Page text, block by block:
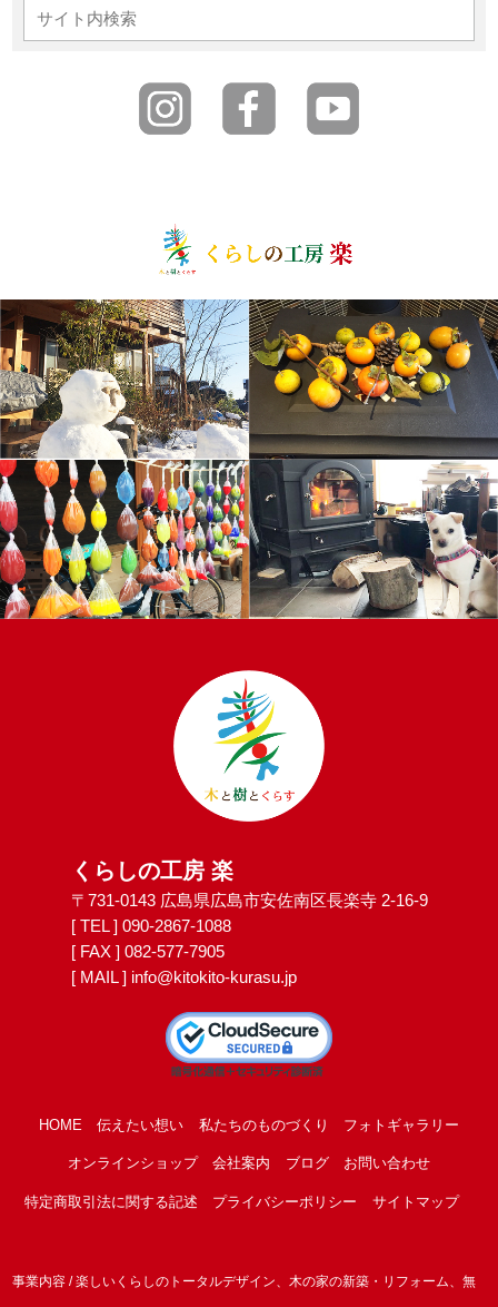
くらしの工房 楽
〒731-0143 広島県広島市安佐南区長楽寺 2-16-9
[ TEL ] 090-2867-1088
[ FAX ] 082-577-7905
[ MAIL ] info@kitokito-kurasu.jp
HOME 伝えたい想い 私たちのものづくり フォトギャラリー
オンラインショップ 会社案内 ブログ お問い合わせ
特定商取引法に関する記述 プライバシーポリシー サイトマップ
事業内容 / 楽しいくらしのトータルデザイン、木の家の新築・リフォーム、無